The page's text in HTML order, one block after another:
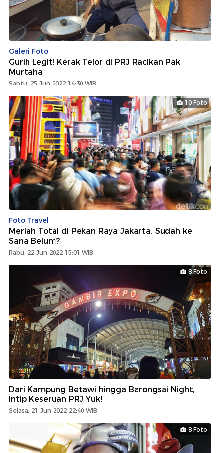
Galeri Foto
Gurih Legit! Kerak Telor di PRJ Racikan Pak
Murtaha
Sabtu, 25 Jun 2022 14:30 WIB
10 Foto
Foto Travel
Meriah Total di Pekan Raya Jakarta, Sudah ke
Sana Belum?
Rabu, 22 Jun 2022 15:01 WIB
8 Foto
Dari Kampung Betawi hingga Barongsai Night,
Intip Keseruan PRJ Yuk!
Selasa, 21 Jun 2022 22:40 WIB
8 Foto